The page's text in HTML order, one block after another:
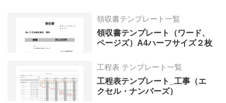
領収書テンプレート一覧
領収書テンプレート（ワード、
ページズ）A4ハーフサイズ２枚
工程表 テンプレート一覧
工程表テンプレート_工事（エ
クセル・ナンバーズ）